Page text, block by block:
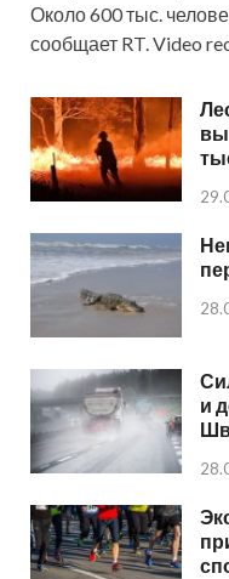
Около 600 тыс.
сообщает RT. Video
и